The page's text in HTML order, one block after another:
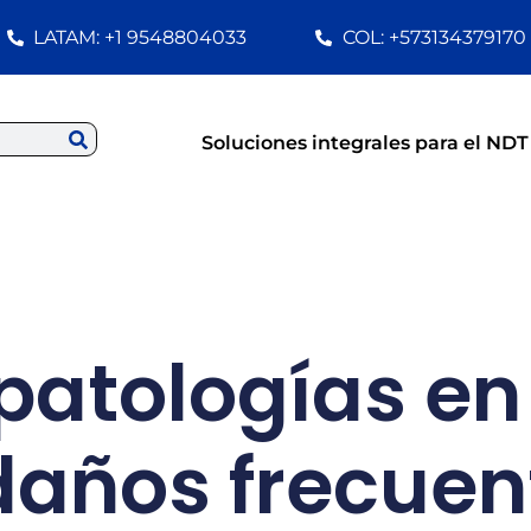
LATAM: +1 9548804033 COL: +573134379170
Soluciones integrales para el NDT